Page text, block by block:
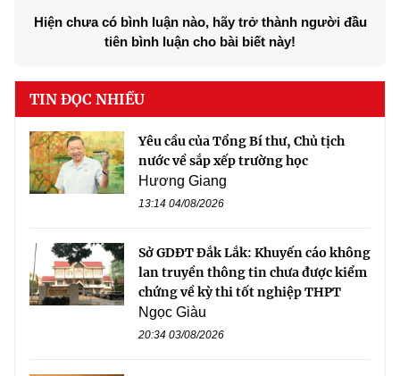
Hiện chưa có bình luận nào, hãy trở thành người đầu
tiên bình luận cho bài biết này!
TIN ĐỌC NHIỀU
Yêu cầu của Tổng Bí thư, Chủ tịch
nước về sắp xếp trường học
Hương Giang
13:14 04/08/2026
Sở GDĐT Đắk Lắk: Khuyến cáo không
lan truyền thông tin chưa được kiểm
chứng về kỳ thi tốt nghiệp THPT
Ngọc Giàu
20:34 03/08/2026